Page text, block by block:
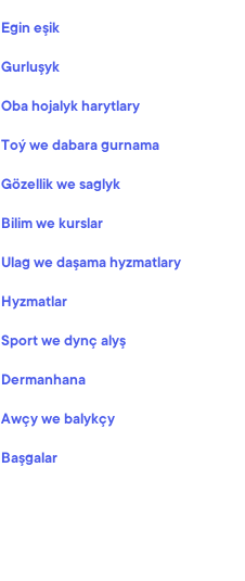
Egin eşik
Gurluşyk
Oba hojalyk harytlary
Toý we dabara gurnama
Gözellik we saglyk
Bilim we kurslar
Ulag we daşama hyzmatlary
Hyzmatlar
Sport we dynç alyş
Dermanhana
Awçy we balykçy
Başgalar